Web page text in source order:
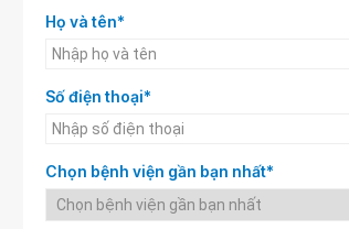
Họ và tên*
Số điện thoại*
Chọn bệnh viện gần bạn nhất*